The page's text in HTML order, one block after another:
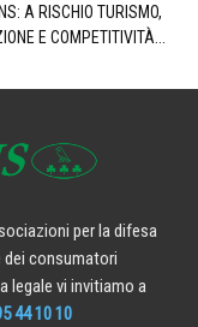
A RISCHIO TURISMO,
E COMPETITIVITÀ...
per la difesa
consumatori
legale vi invitiamo a
44 10 10